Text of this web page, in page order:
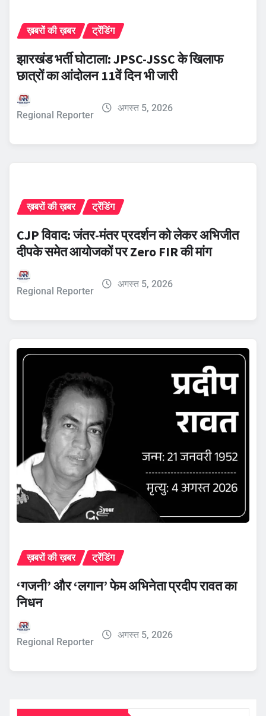
ख़बरों की ख़बर ट्रेंडिंग
झारखंड भर्ती घोटाला: JPSC-JSSC के खिलाफ
छात्रों का आंदोलन 11वें दिन भी जारी
Regional Reporter
अगस्त 5, 2026
ख़बरों की ख़बर ट्रेंडिंग
CJP विवाद: जंतर-मंतर प्रदर्शन को लेकर अभिजीत
दीपके समेत आयोजकों पर Zero FIR की मांग
Regional Reporter
अगस्त 5, 2026
ख़बरों की ख़बर ट्रेंडिंग
‘गजनी’ और ‘लगान’ फेम अभिनेता प्रदीप रावत का
निधन
Regional Reporter
अगस्त 5, 2026